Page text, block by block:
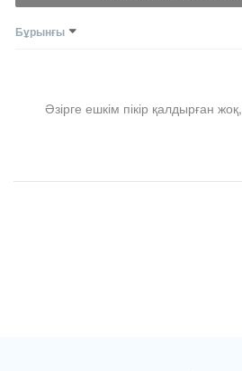
Бұрынғы
Әзірге ешкім пікір қалдырған